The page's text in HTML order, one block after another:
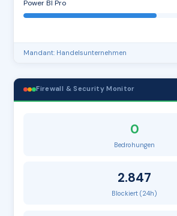
Power BI Pro
Mandant: Handelsunternehmen
Firewall & Security Monitor
0
Bedrohungen
2.847
Blockiert (24h)